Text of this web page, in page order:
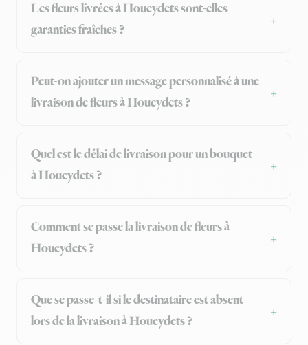
Les fleurs livrées à Houeydets sont-elles
garanties fraîches ?
Peut-on ajouter un message personnalisé à une
livraison de fleurs à Houeydets ?
Quel est le délai de livraison pour un bouquet
à Houeydets ?
Comment se passe la livraison de fleurs à
Houeydets ?
Que se passe-t-il si le destinataire est absent
lors de la livraison à Houeydets ?